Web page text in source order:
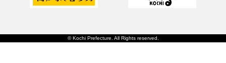
© Kochi Prefecture. All Rights reserved.